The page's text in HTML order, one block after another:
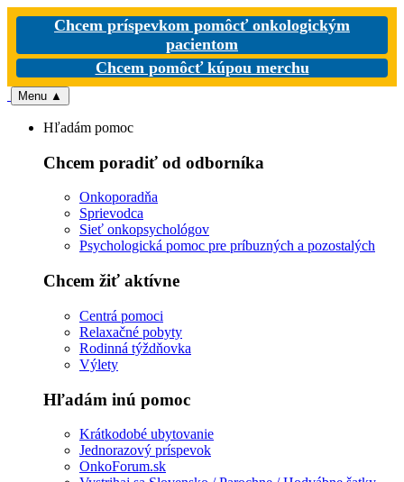
Chcem príspevkom pomôcť onkologickým
pacientom
Chcem pomôcť kúpou merchu
Menu ▲
Hľadám pomoc
Chcem poradiť od odborníka
Onkoporadňa
Sprievodca
Sieť onkopsychológov
Psychologická pomoc pre príbuzných a pozostalých
Chcem žiť aktívne
Centrá pomoci
Relaxačné pobyty
Rodinná týždňovka
Výlety
Hľadám inú pomoc
Krátkodobé ubytovanie
Jednorazový príspevok
OnkoForum.sk